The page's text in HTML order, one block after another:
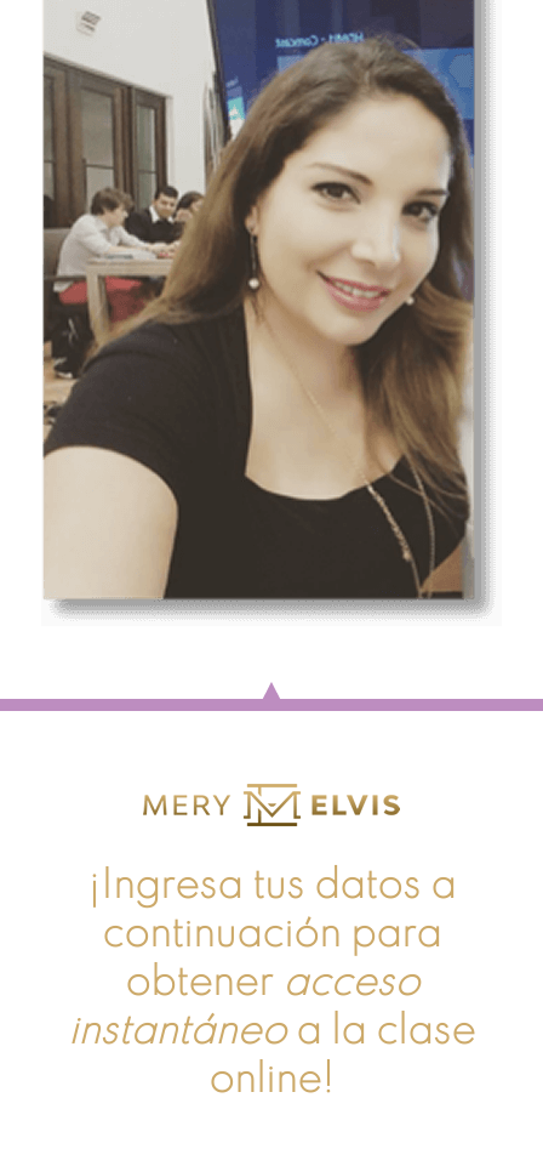
¡Ingresa tus datos a
continuación para
obtener acceso
instantáneoa la clase
online!